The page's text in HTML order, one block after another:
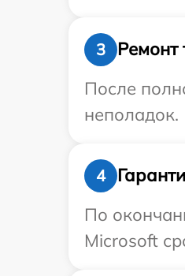
3
Ремонт
После
неполадок.
4
По
Microsoft